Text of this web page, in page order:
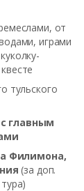
от
играми
тульского
главным
Филимона,
(за доп.